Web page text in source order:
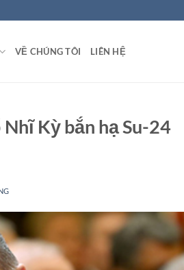
VỀ CHÚNG TÔI LIÊN HỆ
Kỳ bắn hạ Su-24